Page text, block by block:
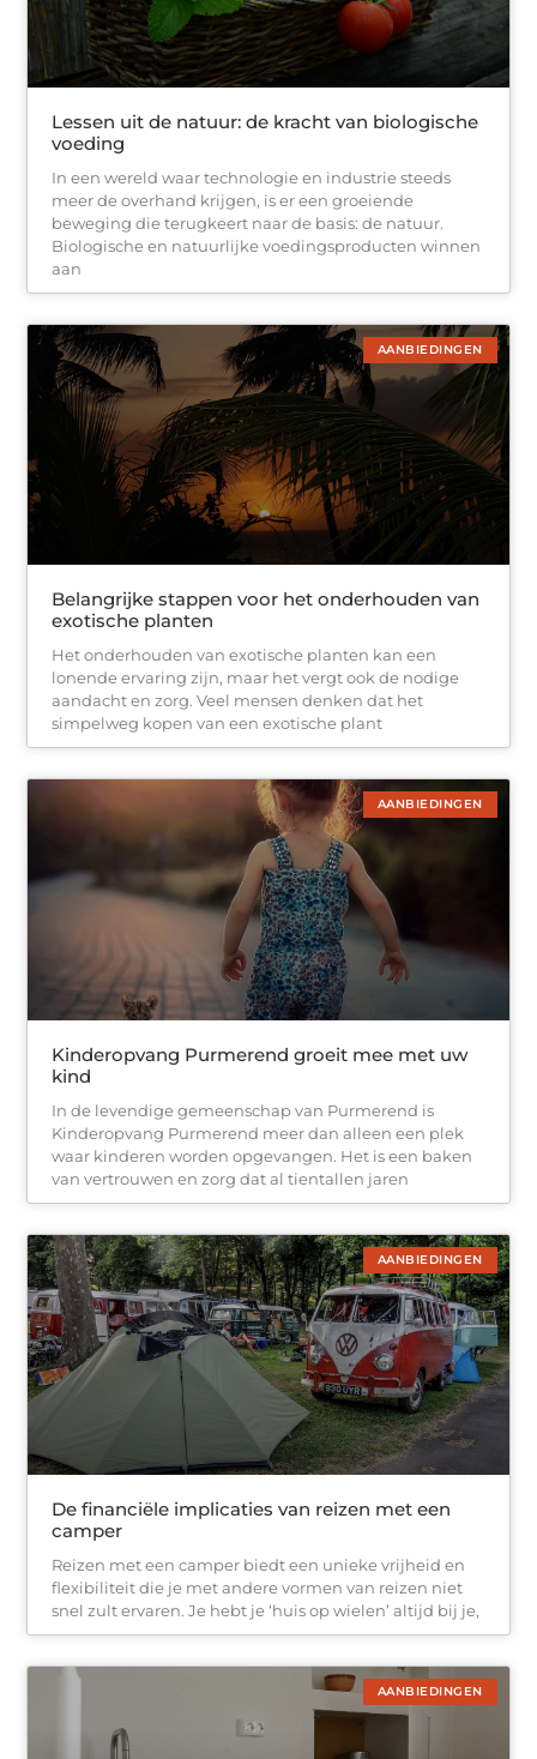
Lessen uit de natuur: de kracht van biologische
voeding
In een wereld waar technologie en industrie steeds
meer de overhand krijgen, is er een groeiende
beweging die terugkeert naar de basis: de natuur.
Biologische en natuurlijke voedingsproducten winnen
aan
AANBIEDINGEN
Belangrijke stappen voor het onderhouden van
exotische planten
Het onderhouden van exotische planten kan een
lonende ervaring zijn, maar het vergt ook de nodige
aandacht en zorg. Veel mensen denken dat het
simpelweg kopen van een exotische plant
AANBIEDINGEN
Kinderopvang Purmerend groeit mee met uw
kind
In de levendige gemeenschap van Purmerend is
Kinderopvang Purmerend meer dan alleen een plek
waar kinderen worden opgevangen. Het is een baken
van vertrouwen en zorg dat al tientallen jaren
AANBIEDINGEN
De financiële implicaties van reizen met een
camper
Reizen met een camper biedt een unieke vrijheid en
flexibiliteit die je met andere vormen van reizen niet
snel zult ervaren. Je hebt je ‘huis op wielen’ altijd bij je,
AANBIEDINGEN